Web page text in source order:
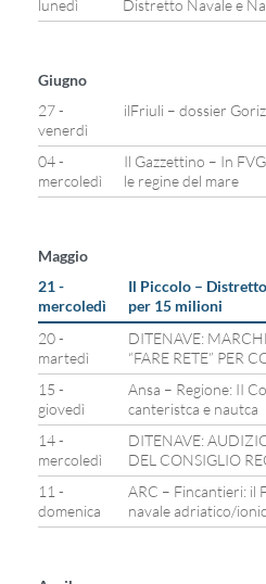
lunedì Distretto Navale e
Giugno
27 -
venerdì
ilFriuli – dossier
04 -
mercoledì
Il Gazzettino – In
le regine del mare
Maggio
21 -
mercoledì
Il Piccolo –
per 15 milioni
20 -
martedì
DITENAVE:
“FARE RETE” PER
15 -
giovedì
Ansa – Regione: II
canteristca e nautca
14 -
mercoledì
DITENAVE:
DEL CONSIGLIO
11 -
domenica
ARC – Fincantieri: il
navale adriatico/